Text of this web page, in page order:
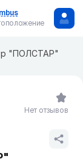
"ПОЛСТАР"
Нет отзывов